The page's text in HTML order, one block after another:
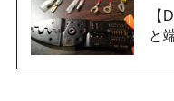
【
と